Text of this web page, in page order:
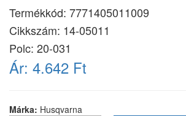
Termékkód: 7771405011009
Cikkszám: 14-05011
Polc: 20-031
Ár: 4.642 Ft
Márka: Husqvarna